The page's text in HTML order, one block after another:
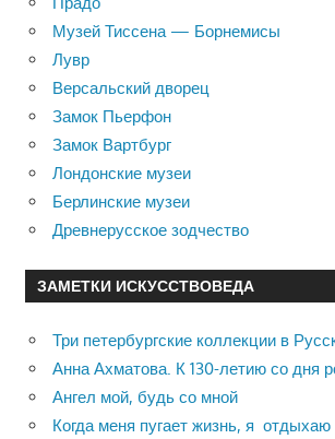
Музей Тиссена — Борнемисы
Лувр
Версальский дворец
Замок Пьерфон
Замок Вартбург
Лондонские музеи
Берлинские музеи
Древнерусское зодчество
ЗАМЕТКИ ИСКУССТВОВЕДА
Три петербургские коллекции в
Анна Ахматова. К 130-летию со дня
Ангел мой, будь со мной
Когда меня пугает жизнь, я отдыхаю